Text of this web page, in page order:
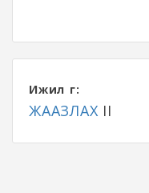
Ижил үг:
ЖААЗЛАХ II